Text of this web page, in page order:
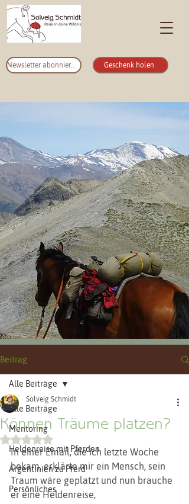
Newsletter abonnieren Geschenk holen
Beitrag
Alle Beiträge
Mentoring
Heldenreise mit Pferden
Argentinien zu Pferd
Persönliches
Alle Beiträge
Können Träume platzen?
Solveig Schmidt
Mit NaN von 5 Sternen bewertet.
In einer Email, die ich letzte Woche
bekam, erklärte mir ein Mensch, sein
Traum wäre geplatzt und nun brauche
er eine Heldenreise,